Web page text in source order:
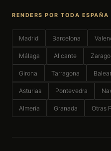
RENDERS POR TODA ESPAÑA
Madrid Barcelona
Málaga Alicante
Girona Tarragona
Asturias Pontevedra
Almería Granada Otras